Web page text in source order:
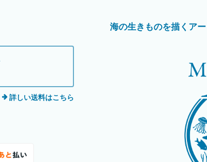
詳しい送料はこちら
海の生きものを描くア